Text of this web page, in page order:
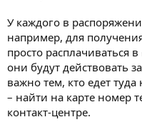
У каждого в
например, для
просто расплачиваться
они будут действовать
важно тем, кто едет
– найти на карте номер
контакт-центре.